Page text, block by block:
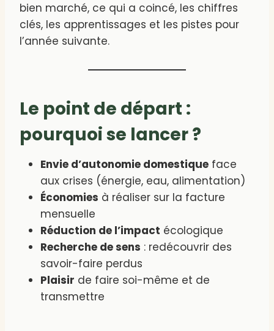
bien marché, ce qui a coincé, les chiffres
clés, les apprentissages et les pistes pour
l’année suivante.
Le point de départ :
pourquoi se lancer ?
Envie d’autonomie domestique face
aux crises (énergie, eau, alimentation)
Économies à réaliser sur la facture
mensuelle
Réduction de l’impact écologique
Recherche de sens : redécouvrir des
savoir-faire perdus
Plaisir de faire soi-même et de
transmettre